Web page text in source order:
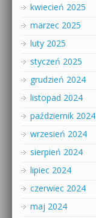
kwiecień 2025
marzec 2025
luty 2025
styczeń 2025
grudzień 2024
listopad 2024
październik 2024
wrzesień 2024
sierpień 2024
lipiec 2024
czerwiec 2024
maj 2024